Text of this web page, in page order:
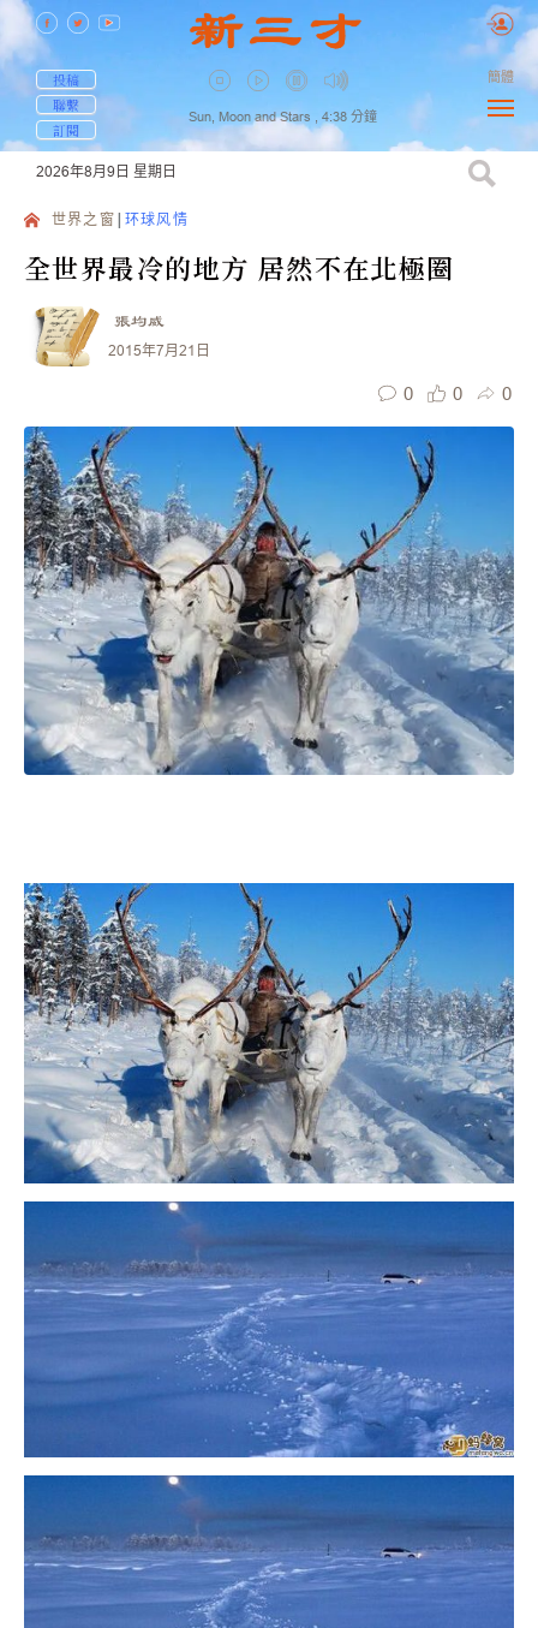
投稿
聯繫
訂閱
Sun, Moon and Stars , 4:38 分鐘
簡體
2026年8月9日 星期日
世界之窗 环球风情
全世界最冷的地方 居然不在北極圈
張均威
2015年7月21日
0 0 0